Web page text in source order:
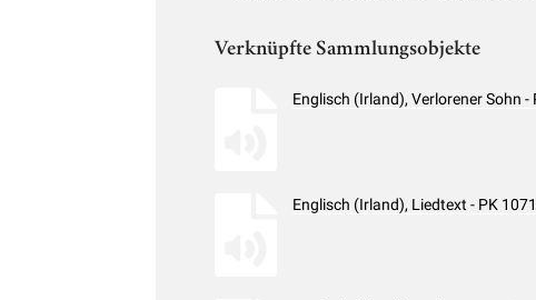
Verknüpfte Sammlungsobjekte
Englisch (Irland), Verlorener Sohn
Englisch (Irland), Liedtext - PK